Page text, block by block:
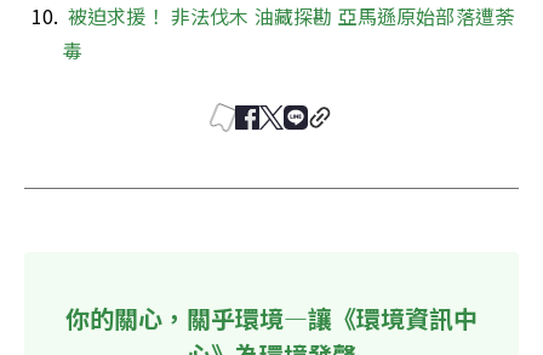
被迫求援！ 非法伐木 油藏探勘 亞馬遜原始部落遭荼
毒
你的關心，關乎環境—讓《環境資訊中